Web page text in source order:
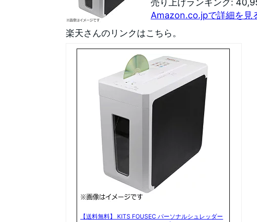
Amazon.co.jpで詳細を見
楽天さんのリンクはこちら。
【送料無料】 KITS FOUSEC パーソナルシュレッダー